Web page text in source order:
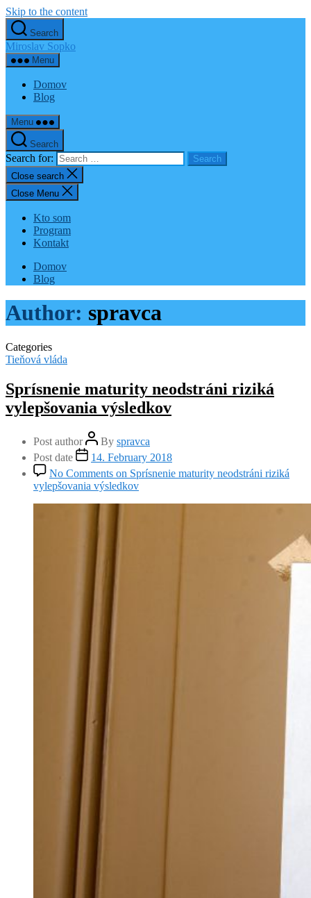
Skip to the content
Search
Miroslav Sopko
Menu
Domov
Blog
Menu
Search
Search for:
Close search
Close Menu
Kto som
Program
Kontakt
Domov
Blog
Author: spravca
Categories
Tieňová vláda
Sprísnenie maturity neodstráni riziká
vylepšovania výsledkov
Post author By spravca
Post date
14. February 2018
No Comments on Sprísnenie maturity neodstráni riziká
vylepšovania výsledkov